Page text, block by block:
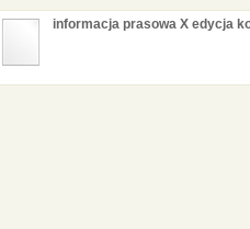
informacja prasowa X edycja